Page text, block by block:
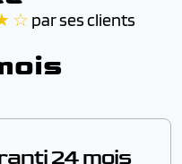
☆ par ses clients
24 mois